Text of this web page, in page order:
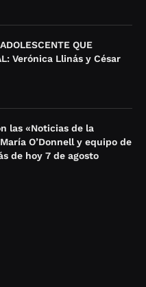
QUE
Verónica Llinás y César
las «Noticias de la
O’Donnell y equipo de
de hoy 7 de agosto